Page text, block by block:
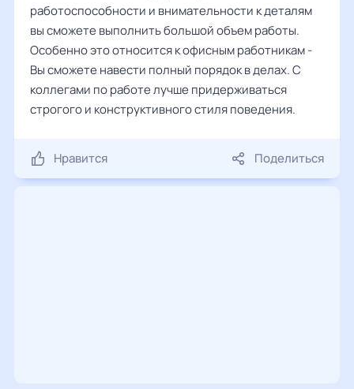
работоспособности и внимательности к деталям
вы сможете выполнить большой объем работы.
Особенно это относится к офисным работникам -
Вы сможете навести полный порядок в делах. С
коллегами по работе лучше придерживаться
строгого и конструктивного стиля поведения.
Нравится Поделиться